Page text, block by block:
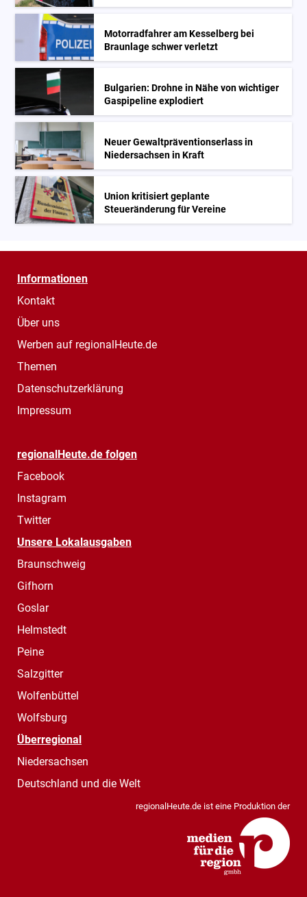
Motorradfahrer am Kesselberg bei
Braunlage schwer verletzt
Bulgarien: Drohne in Nähe von wichtiger
Gaspipeline explodiert
Neuer Gewaltpräventionserlass in
Niedersachsen in Kraft
Union kritisiert geplante
Steueränderung für Vereine
Informationen
Kontakt
Über uns
Werben auf regionalHeute.de
Themen
Datenschutzerklärung
Impressum
regionalHeute.de folgen
Facebook
Instagram
Twitter
Unsere Lokalausgaben
Braunschweig
Gifhorn
Goslar
Helmstedt
Peine
Salzgitter
Wolfenbüttel
Wolfsburg
Überregional
Niedersachsen
Deutschland und die Welt
regionalHeute.de ist eine Produktion der